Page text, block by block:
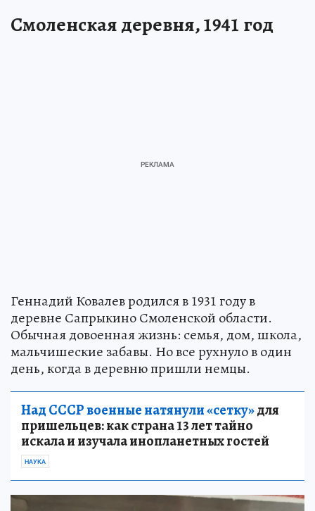
Смоленская деревня, 1941 год
Геннадий Ковалев родился в 1931 году в
деревне Сапрыкино Смоленской области.
Обычная довоенная жизнь: семья, дом, школа,
мальчишеские забавы. Но все рухнуло в один
день, когда в деревню пришли немцы.
Над СССР военные натянули «сетку»для
пришельцев: как страна 13 лет тайно
искала и изучала инопланетных гостей
НАУКА